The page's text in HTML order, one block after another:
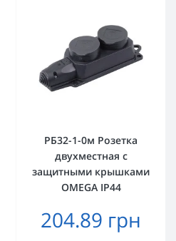
РБ32-1-0м Розетка
двухместная с
защитными крышками
OMEGA IP44
204.89 грн